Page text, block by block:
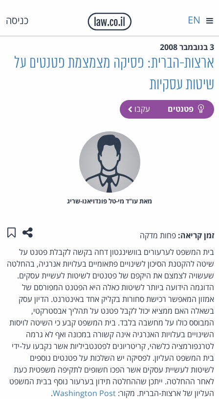
כניסה EN
3 בנובמבר 2008
ארצות-הברית: פסיקה מצמצמת פטנטים על
שיטות עסקיות
פטנטים עקבו
מאת‏ עו"ד מי-טל פונדויאנו-שריג
זמן קריאה: פחות מדקה שתפו
בית המשפט לערעורים בוושינגטון דחה בקשה לקבלת פטנט על
שיטה להקטנת הסיכון לשינויים פתאומיים בעלויות אנרגיה, בהחלטה
שעשויה לצמצם את היקפם של פטנטים לשיטות לעשיית עסקים.
הדוגמה הידועה ביותר לשיטות כאלה היא הפטנט המפורסם של
אמזון המאפשר רכישת סחורות בקליק אחד באינטרנט. הדיון עסק
בשאלה האם ממציא יכול לקבל פטנט על תהליך אבסטרקטי,
המבוסס כולו על מחשבה בלבד. בית המשפט קבע כי השיטה לויסות
השינויים בעלויות האנרגיה אינה קשורה במכונה ואף לא גרמה
לטרנפורמציה כלשהי, קריטריונים לפטנטביליות אשר נקבעו על-ידי
בית המשפט העליון. לפסיקה יש השלכות על פטנטים נוספים
לשיטות לעשיית עסקים אשר הפכו חשופים לתקיפה משפטית כעת
לאחר ההחלטה. ייתכן שההחלטה תידון בערעור נוסף בבית המשפט
העליון של ארצות-הברית. מקור: Washington Post
.